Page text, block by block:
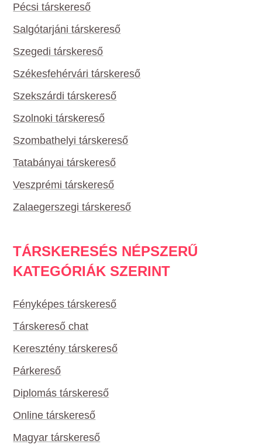
Pécsi társkereső
Salgótarjáni társkereső
Szegedi társkereső
Székesfehérvári társkereső
Szekszárdi társkereső
Szolnoki társkereső
Szombathelyi társkereső
Tatabányai társkereső
Veszprémi társkereső
Zalaegerszegi társkereső
TÁRSKERESÉS NÉPSZERŰ
KATEGÓRIÁK SZERINT
Fényképes társkereső
Társkereső chat
Keresztény társkereső
Párkereső
Diplomás társkereső
Online társkereső
Magyar társkereső